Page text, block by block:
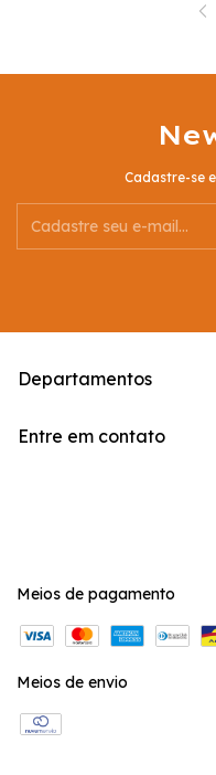
Cadastre-se
Departamentos
Entre em contato
Meios de pagamento
Meios de envio